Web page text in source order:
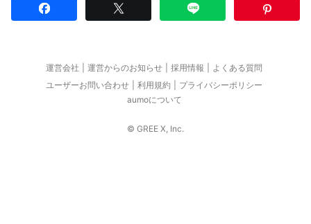
運営会社 運営からのお知らせ 採用情報
よくある質問
ユーザーお問い合わせ
利用規約
プライバシーポリシー
aumoについて
© GREE X, Inc.